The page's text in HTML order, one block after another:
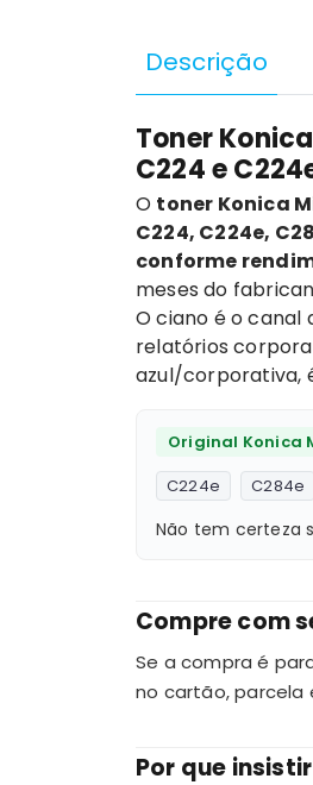
Descrição
Toner
C224 e
O toner Konica
C224, C224e,
conforme
meses do
O ciano é o canal
relatórios
azul/corporativa,
Original Konica
C224e
C284e
Não tem certeza
Compre com
Se a compra é
no cartão, parcela
Por que